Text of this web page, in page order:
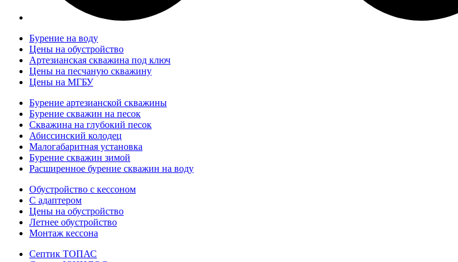
Бурение на воду
Цены на обустройство
Артезианская скважина под ключ
Цены на песчаную скважину
Цены на МГБУ
Бурение артезианской скважины
Бурение скважин на песок
Скважина на глубокий песок
Абиссинский колодец
Малогабаритная установка
Бурение скважин зимой
Расширенное бурение скважин на воду
Обустройство с кессоном
С адаптером
Цены на обустройство
Летнее обустройство
Монтаж кессона
Септик ТОПАС